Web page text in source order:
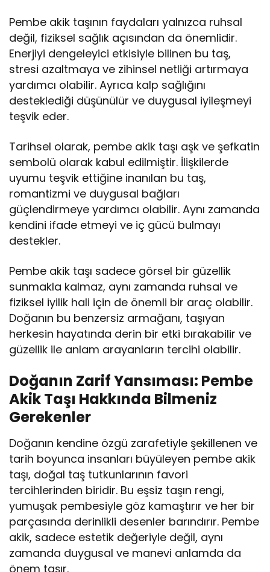
Pembe akik taşının faydaları yalnızca ruhsal
değil, fiziksel sağlık açısından da önemlidir.
Enerjiyi dengeleyici etkisiyle bilinen bu taş,
stresi azaltmaya ve zihinsel netliği artırmaya
yardımcı olabilir. Ayrıca kalp sağlığını
desteklediği düşünülür ve duygusal iyileşmeyi
teşvik eder.
Tarihsel olarak, pembe akik taşı aşk ve şefkatin
sembolü olarak kabul edilmiştir. İlişkilerde
uyumu teşvik ettiğine inanılan bu taş,
romantizmi ve duygusal bağları
güçlendirmeye yardımcı olabilir. Aynı zamanda
kendini ifade etmeyi ve iç gücü bulmayı
destekler.
Pembe akik taşı sadece görsel bir güzellik
sunmakla kalmaz, aynı zamanda ruhsal ve
fiziksel iyilik hali için de önemli bir araç olabilir.
Doğanın bu benzersiz armağanı, taşıyan
herkesin hayatında derin bir etki bırakabilir ve
güzellik ile anlam arayanların tercihi olabilir.
Doğanın Zarif Yansıması: Pembe
Akik Taşı Hakkında Bilmeniz
Gerekenler
Doğanın kendine özgü zarafetiyle şekillenen ve
tarih boyunca insanları büyüleyen pembe akik
taşı, doğal taş tutkunlarının favori
tercihlerinden biridir. Bu eşsiz taşın rengi,
yumuşak pembesiyle göz kamaştırır ve her bir
parçasında derinlikli desenler barındırır. Pembe
akik, sadece estetik değeriyle değil, aynı
zamanda duygusal ve manevi anlamda da
önem taşır.